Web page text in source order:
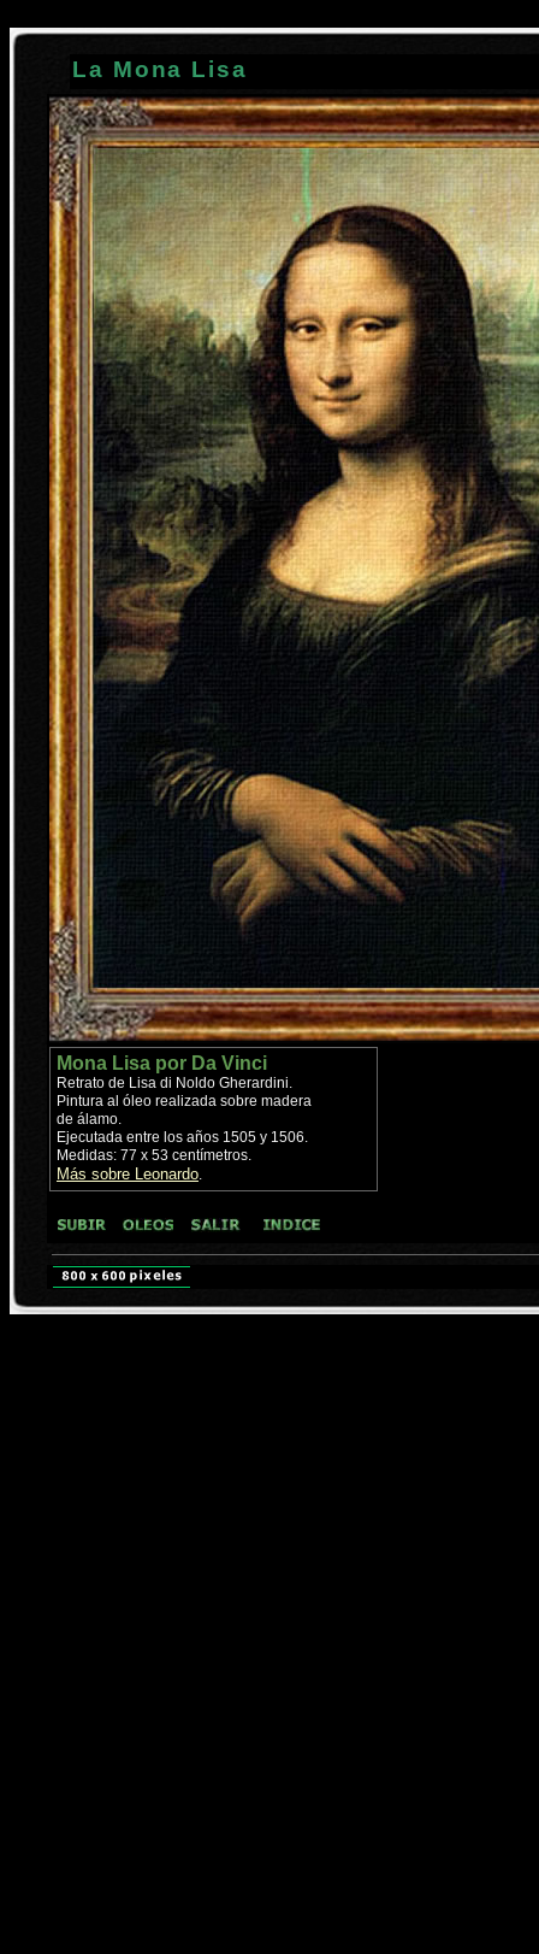
La Mona Lisa
Mona Lisa por Da Vinci
Retrato de Lisa di Noldo Gherardini.
Pintura al óleo realizada sobre madera
de álamo.
Ejecutada entre los años 1505 y 1506.
Medidas: 77 x 53 centímetros.
Más sobre Leonardo.